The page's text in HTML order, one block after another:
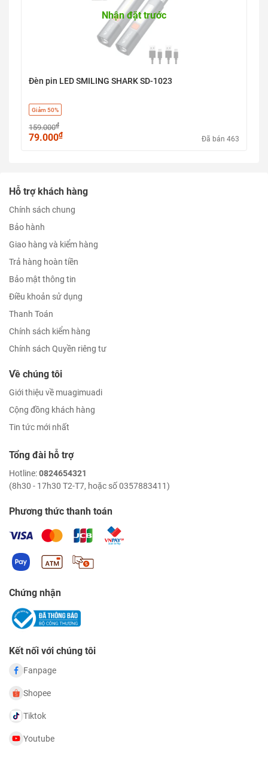
Nhận đặt trước
Đèn pin LED SMILING SHARK SD-1023
Giảm 50%
159.000₫
79.000₫ Đã bán 463
Hỗ trợ khách hàng
Chính sách chung
Bảo hành
Giao hàng và kiểm hàng
Trả hàng hoàn tiền
Bảo mật thông tin
Điều khoản sử dụng
Thanh Toán
Chính sách kiểm hàng
Chính sách Quyền riêng tư
Về chúng tôi
Giới thiệu về muagimuadi
Cộng đồng khách hàng
Tin tức mới nhất
Tổng đài hỗ trợ
Hotline:0824654321
(8h30 - 17h30 T2-T7, hoặc số 0357883411)
Phương thức thanh toán
Chứng nhận
Kết nối với chúng tôi
Fanpage
Shopee
Tiktok
Youtube